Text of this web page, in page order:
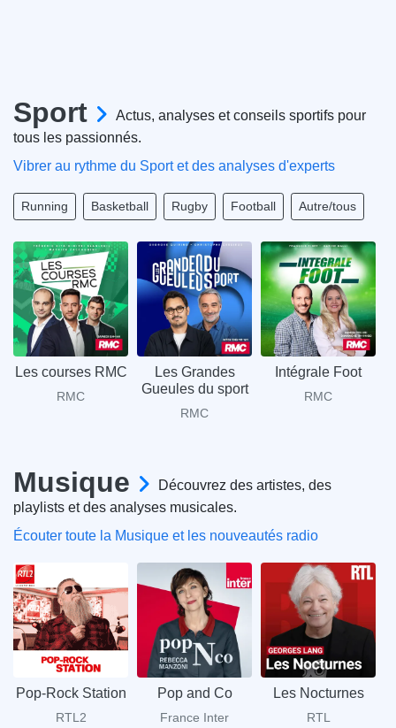
Sport
Actus, analyses et conseils sportifs pour
tous les passionnés.
Vibrer au rythme du Sport et des analyses d'experts
Running Basketball Rugby Football Autre/tous
Les courses RMC
RMC
Les Grandes
Gueules du sport
RMC
Intégrale Foot
RMC
Musique
Découvrez des artistes, des
playlists et des analyses musicales.
Écouter toute la Musique et les nouveautés radio
Pop-Rock Station
RTL2
Pop and Co
France Inter
Les Nocturnes
RTL